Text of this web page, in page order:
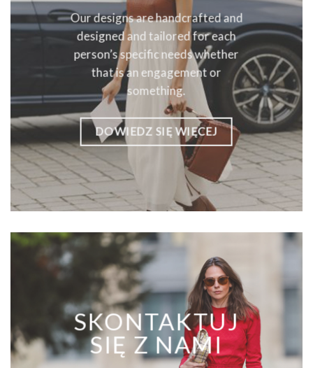
Our designs are handcrafted and
designed and tailored for each
person’s specific needs whether
that is an engagement or
something.
DOWIEDZ SIĘ WIĘCEJ
SKONTAKTUJ
SIĘ Z NAMI